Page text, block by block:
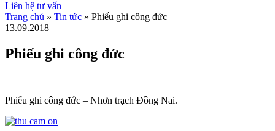
Liên hệ tư vấn
Trang chủ » Tin tức » Phiếu ghi công đức
13.09.2018
Phiếu ghi công đức
Phiếu ghi công đức – Nhơn trạch Đồng Nai.